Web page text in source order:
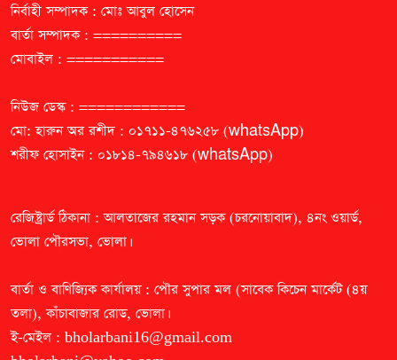
নির্বাহী সম্পাদক : মোঃ আবুল হোসেন
বার্তা সম্পাদক : ==========
মোবাইল : ===========
নিউজ ডেস্ক : ============
মো: হারুন অর রশীদ : ০১৭১১-৪৭৬২৫৮ (whatsApp)
শরীফ হোসাইন : ০১৮১৪-৭৯৪৬১৮ (whatsApp)
রেজিষ্ট্রার্ড ঠিকানা : আলতাজের রহমান সড়ক (চরনোয়াবাদ), ৪নং ওয়ার্ড,
ভোলা পৌরসভা, ভোলা।
বার্তা ও বাণিজ্যিক কার্যালয় : পৌর সুপার মল (সাবেক কিচেন মার্কেট (৪য়
তলা), কাঁচাবাজার রোড, ভোলা।
ই-মেইল : bholarbani16@gmail.com